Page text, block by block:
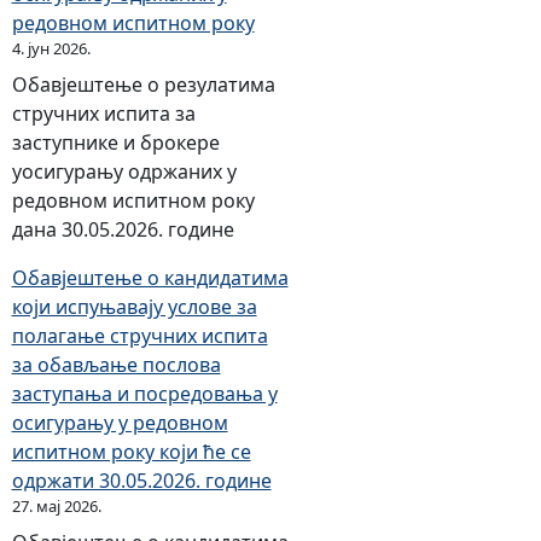
редовном испитном року
4. јун 2026.
Обавјештење о резулатима
стручних испита за
заступнике и брокере
уосигурању одржаних у
редовном испитном року
дана 30.05.2026. године
Обавјештење о кандидатима
који испуњавају услове за
полагање стручних испита
за обављање послова
заступања и посредовања у
осигурању у редовном
испитном року који ће се
одржати 30.05.2026. године
27. мај 2026.